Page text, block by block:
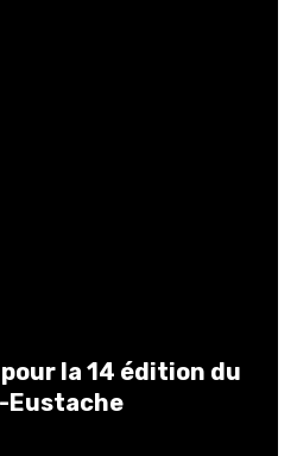
la 14 édition du
Eustache